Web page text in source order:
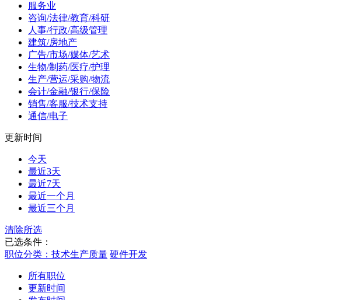
服务业
咨询/法律/教育/科研
人事/行政/高级管理
建筑/房地产
广告/市场/媒体/艺术
生物/制药/医疗/护理
生产/营运/采购/物流
会计/金融/银行/保险
销售/客服/技术支持
通信/电子
更新时间
今天
最近3天
最近7天
最近一个月
最近三个月
清除所选
已选条件：
职位分类：技术生产质量 硬件开发
所有职位
更新时间